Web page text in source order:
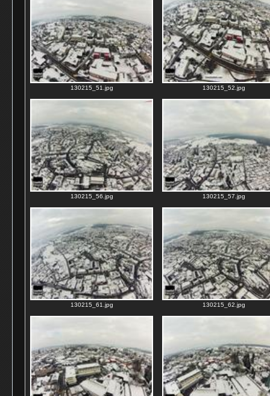
130215_51.jpg 130215_52.jpg
130215_56.jpg 130215_57.jpg
130215_61.jpg 130215_62.jpg